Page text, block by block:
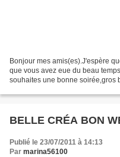
Bonjour mes amis(es).J'espère
que vous avez eue du beau
souhaites une bonne soirée,gros
BELLE CRÉA BON
Publié le 23/07/2011 à 14:13
Par marina56100